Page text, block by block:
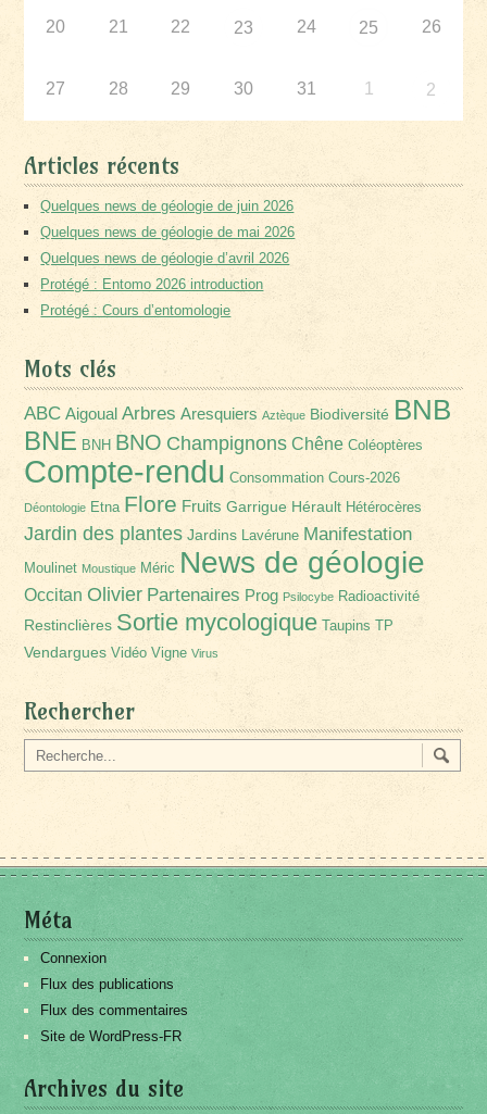
20 21 22 23 24 25 26
27 28 29 30 31 1 2
Articles récents
Quelques news de géologie de juin 2026
Quelques news de géologie de mai 2026
Quelques news de géologie d’avril 2026
Protégé : Entomo 2026 introduction
Protégé : Cours d’entomologie
Mots clés
ABC Aigoual Arbres Aresquiers Aztèque Biodiversité BNB
BNE BNH BNO Champignons Chêne Coléoptères
Compte-rendu Consommation Cours-2026
Déontologie Etna Flore Fruits Garrigue Hérault Hétérocères
Jardin des plantes Jardins Lavérune Manifestation
Moulinet Moustique Méric News de géologie
Occitan Olivier Partenaires Prog Psilocybe Radioactivité
Restinclières Sortie mycologique Taupins TP
Vendargues Vidéo Vigne Virus
Rechercher
Méta
Connexion
Flux des publications
Flux des commentaires
Site de WordPress-FR
Archives du site